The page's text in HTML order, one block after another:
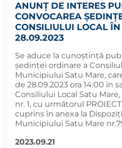
ANUNȚ DE INTERES
CONVOCAREA
CONSILIULUI LOCAL
28.09.2023
Se aduce la cunoștință
ședinței ordinare a
Municipiului Satu Mare,
de 28.09.2023 ora 14:00 în
Consiliului Local Satu
nr. 1, cu următorul
cuprins în anexa la
Municipiului Satu Mare
2023.09.21